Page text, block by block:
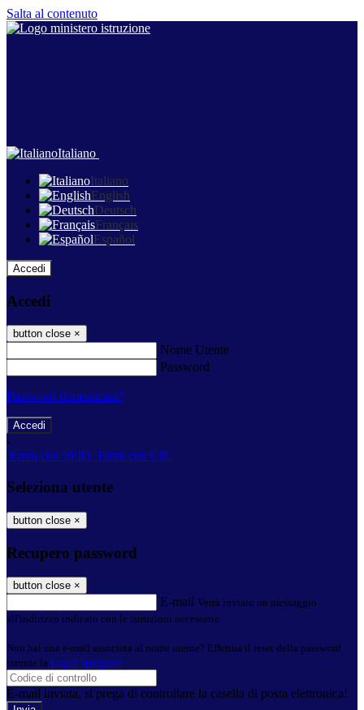
Salta al contenuto
Italiano
Italiano
English
Deutsch
Français
Español
Accedi
Accedi
button close ×
Nome Utente
Password
Password dimenticata?
-
Entra con SPID Entra con CIE
Seleziona utente
button close ×
Recupero password
button close ×
E-mail Verrà inviato un messaggio
all'indirizzo indicato con le istruzioni necessarie.
Non hai una e-mail associata al nome utente? Effettua il reset della password
tramite la Login Spaggiari
E-mail inviata, si prega di controllare la casella di posta elettronica!